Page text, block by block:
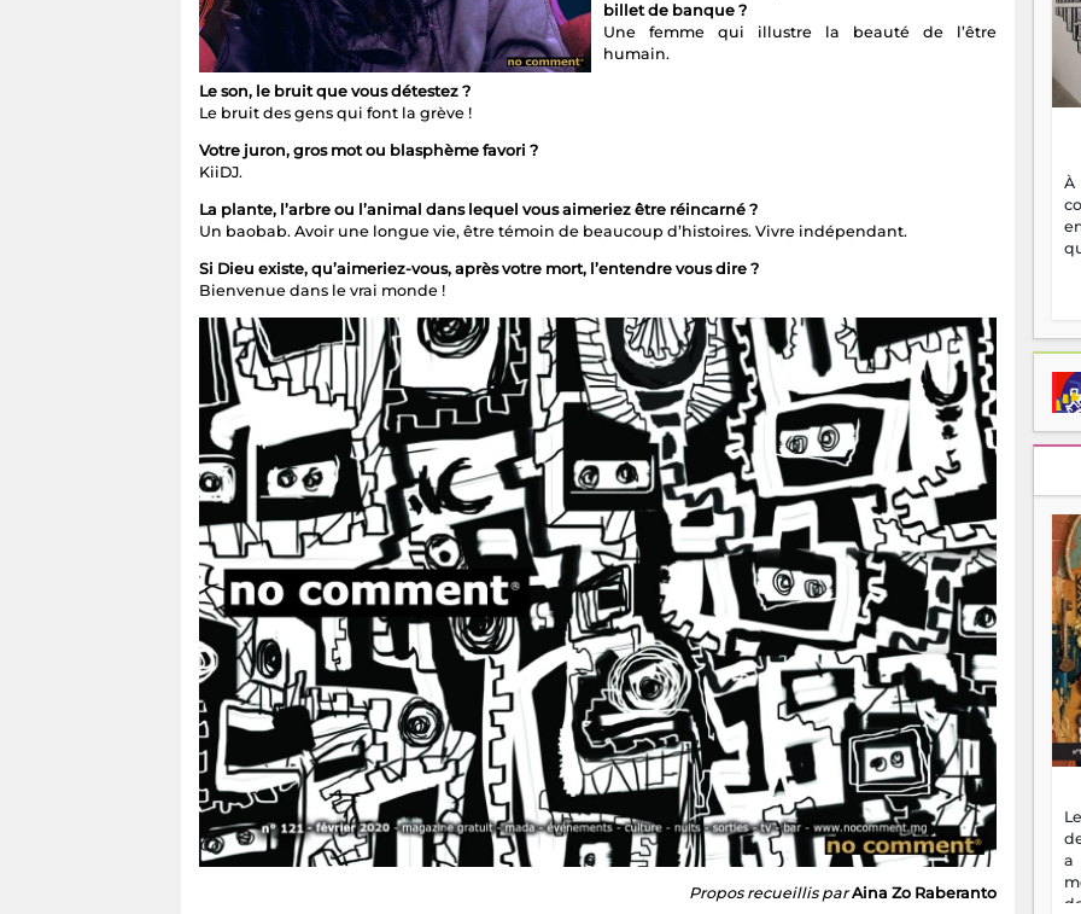
billet de banque ?
Une femme qui illustre la beauté de l’être
humain.
Le son, le bruit que vous détestez ?
Le bruit des gens qui font la grève !
Votre juron, gros mot ou blasphème favori ?
KiiDJ.
La plante, l’arbre ou l’animal dans lequel vous aimeriez être réincarné ?
Un baobab. Avoir une longue vie, être témoin de beaucoup d’histoires. Vivre indépendant.
Si Dieu existe, qu’aimeriez-vous, après votre mort, l’entendre vous dire ?
Bienvenue dans le vrai monde !
Propos recueillis par Aina Zo Raberanto
a